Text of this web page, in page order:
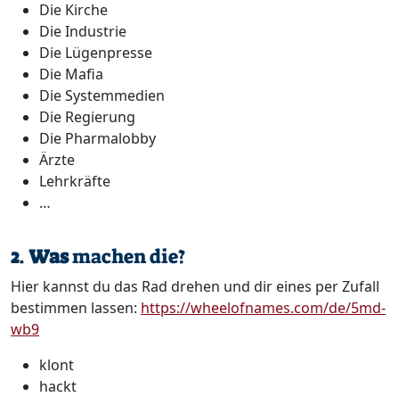
Die Kirche
Die Industrie
Die Lügenpresse
Die Mafia
Die Systemmedien
Die Regierung
Die Pharmalobby
Ärzte
Lehrkräfte
…
2.Wasmachen die?
Hier kannst du das Rad drehen und dir eines per Zufall
bestimmen lassen: https://wheelofnames.com/de/5md-
wb9
klont
hackt